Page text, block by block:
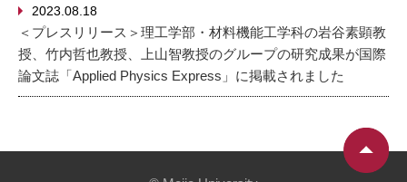
2023.08.18
＜プレスリリース＞理工学部・材料機能工学科の岩谷素顕教
授、竹内哲也教授、上山智教授のグループの研究成果が国際
論文誌「Applied Physics Express」に掲載されました